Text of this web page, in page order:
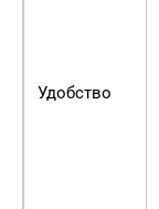
Удобство